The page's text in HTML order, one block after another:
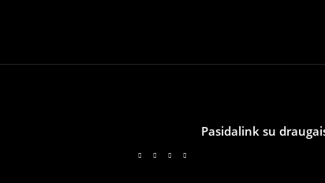
Pasidalink su